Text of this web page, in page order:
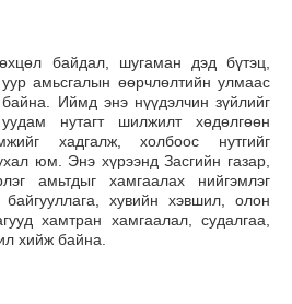
байдал, шугаман дэд бүтэц,
амьсгалын өөрчлөлтийн улмаас
байна. Иймд энэ нүүдэлчин зүйлийг
нутагт шилжилт хөдөлгөөн
хадгалж, холбоос нутгийг
юм. Энэ хүрээнд Засгийн газар,
амьтдыг хамгаалах нийгэмлэг
хувийн хэвшил, олон
хамтран хамгаалал, судалгаа,
хийж байна.